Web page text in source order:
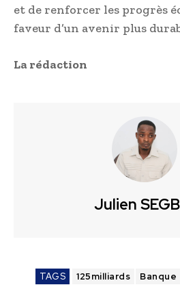
et de renforcer les progrès
faveur d’un avenir plus
La rédaction
Julien
TAGS 125milliards Banque